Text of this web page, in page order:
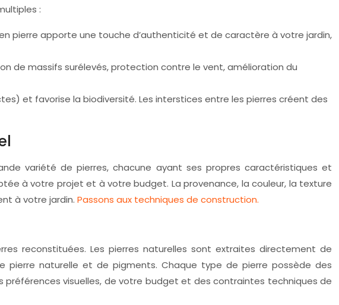
:
pierre apporte une touche d’authenticité et de caractère à votre jardin,
de massifs surélevés, protection contre le vent, amélioration du
et favorise la biodiversité. Les interstices entre les pierres créent des
variété de pierres, chacune ayant ses propres caractéristiques et
à votre projet et à votre budget. La provenance, la couleur, la texture
à votre jardin. Passons aux techniques de construction.
reconstituées. Les pierres naturelles sont extraites directement de
pierre naturelle et de pigments. Chaque type de pierre possède des
visuelles, de votre budget et des contraintes techniques de